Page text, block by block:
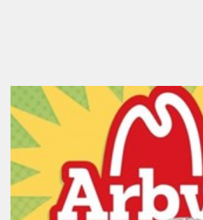
Nutella boykot mu? Nutella hangi
kimin?